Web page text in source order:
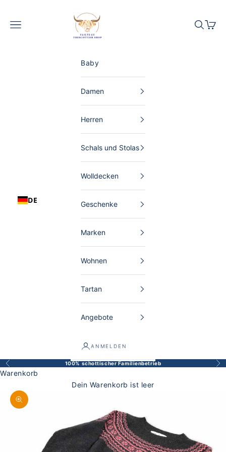
The Scottish Shop Deutschland
DE
Menü Suchen
Baby
Damen
Herren
Schals und Stolas
Wolldecken
Geschenke
Marken
Wohnen
Tartan
Angebote
ANMELDEN
Zurück 100% schottischer Familienbetrieb Vor
Warenkorb
Dein Warenkorb ist leer
Bild vergrößern